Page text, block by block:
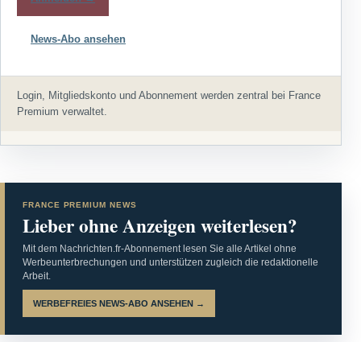
News-Abo ansehen
Login, Mitgliedskonto und Abonnement werden zentral bei France
Premium verwaltet.
FRANCE PREMIUM NEWS
Lieber ohne Anzeigen weiterlesen?
Mit dem Nachrichten.fr-Abonnement lesen Sie alle Artikel ohne
Werbeunterbrechungen und unterstützen zugleich die redaktionelle
Arbeit.
WERBEFREIES NEWS-ABO ANSEHEN →